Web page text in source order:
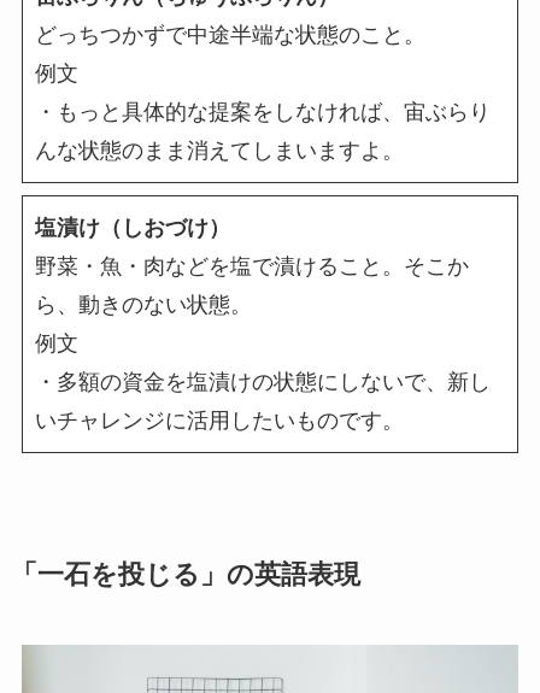
どっちつかずで中途半端な状態のこと。
例文
・もっと具体的な提案をしなければ、宙ぶらり
んな状態のまま消えてしまいますよ。
塩漬け（しおづけ）
野菜・魚・肉などを塩で漬けること。そこか
ら、動きのない状態。
例文
・多額の資金を塩漬けの状態にしないで、新し
いチャレンジに活用したいものです。
「一石を投じる」の英語表現